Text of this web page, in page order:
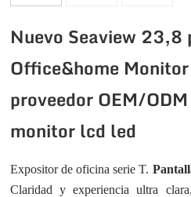
Nuevo Seaview 23,8
Office&home
proveedor OEM/
monitor lcd led
Expositor de oficina serie T.
Claridad y experiencia ultra